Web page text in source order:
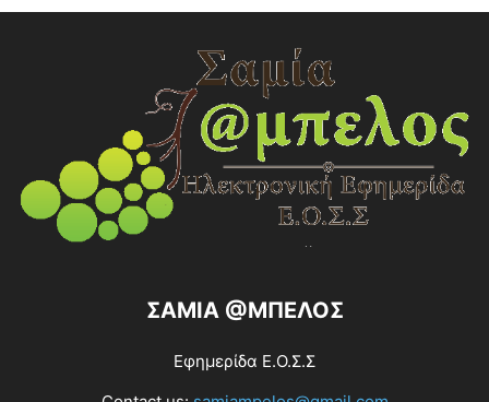
ΣΑΜΙΑ @ΜΠΕΛΟΣ
Εφημερίδα Ε.Ο.Σ.Σ